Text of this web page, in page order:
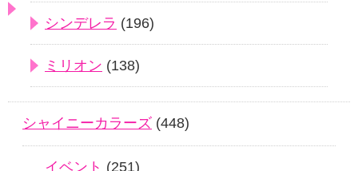
シンデレラ (196)
ミリオン (138)
シャイニーカラーズ (448)
イベント (251)